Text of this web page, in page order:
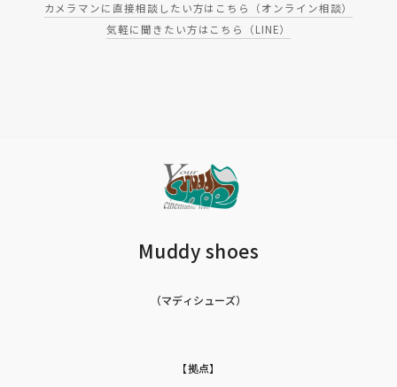
カメラマンに直接相談したい方はこちら（オンライン相談）
気軽に聞きたい方はこちら（LINE）
Muddy shoes
（マディシューズ）
【拠点】